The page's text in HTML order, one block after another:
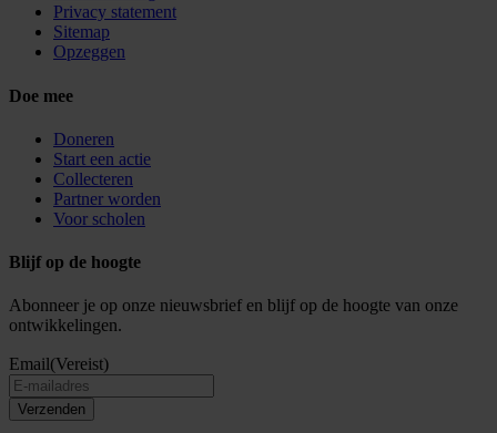
Privacy statement
Sitemap
Opzeggen
Doe mee
Doneren
Start een actie
Collecteren
Partner worden
Voor scholen
Blijf op de hoogte
Abonneer je op onze nieuwsbrief en blijf op de hoogte van onze
ontwikkelingen.
Email(Vereist)
Verzenden